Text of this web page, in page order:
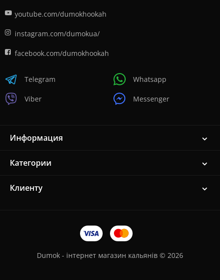
youtube.com/dumokhookah
instagram.com/dumokua/
facebook.com/dumokhookah
Telegram
Viber
Whatsapp
Messenger
Информация
Категории
Клиенту
Dumok - інтернет магазин кальянів © 2026